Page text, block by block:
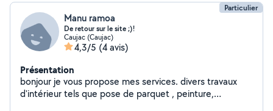
Particulier
Manu ramoa
De retour sur le site ;)!
Caujac (Caujac)
4,3/5 (4 avis)
Présentation
bonjour je vous propose mes services. divers travaux
d'intérieur tels que pose de parquet , peinture,